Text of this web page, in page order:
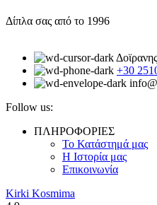
Δίπλα σας από το 1996
+30
Follow us:
ΠΛΗΡΟΦΟΡΙΕΣ
Το Κατάστημά μας
Η Ιστορία μας
Επικοινωνία
Kirki Kosmima